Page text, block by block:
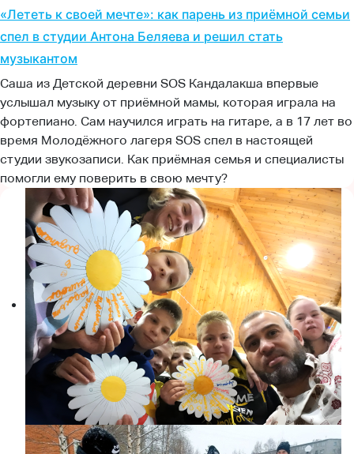
«Лететь к своей мечте»: как парень из приёмной семьи
спел в студии Антона Беляева и решил стать
музыкантом
Саша из Детской деревни SOS Кандалакша впервые
услышал музыку от приёмной мамы, которая играла на
фортепиано. Сам научился играть на гитаре, а в 17 лет во
время Молодёжного лагеря SOS спел в настоящей
студии звукозаписи. Как приёмная семья и специалисты
помогли ему поверить в свою мечту?